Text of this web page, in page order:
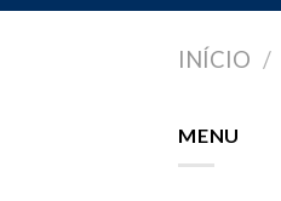
INÍCIO /
MENU